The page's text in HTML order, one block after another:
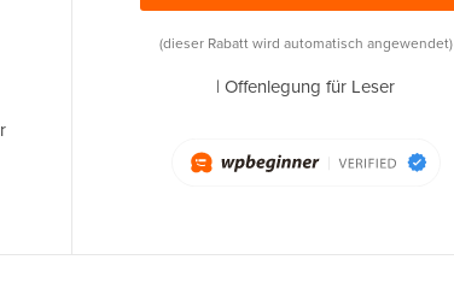
(dieser Rabatt wird automatisch angewendet)
|Offenlegung für Leser